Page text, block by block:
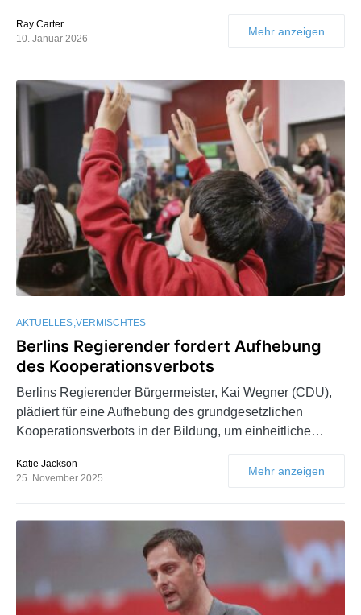
Ray Carter
10. Januar 2026
Mehr anzeigen
AKTUELLES VERMISCHTES
Berlins Regierender fordert Aufhebung
des Kooperationsverbots
Berlins Regierender Bürgermeister, Kai Wegner (CDU),
plädiert für eine Aufhebung des grundgesetzlichen
Kooperationsverbots in der Bildung, um einheitliche…
Katie Jackson
25. November 2025
Mehr anzeigen